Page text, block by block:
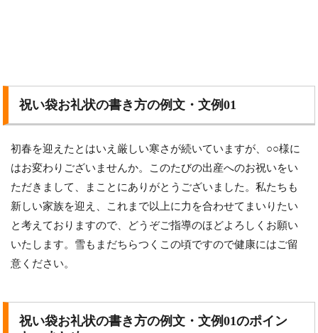
祝い袋お礼状の書き方の例文・文例01
初春を迎えたとはいえ厳しい寒さが続いていますが、○○様に
はお変わりございませんか。このたびの出産へのお祝いをい
ただきまして、まことにありがとうございました。私たちも
新しい家族を迎え、これまで以上に力を合わせてまいりたい
と考えておりますので、どうぞご指導のほどよろしくお願い
いたします。雪もまだちらつくこの頃ですので健康にはご留
意ください。
祝い袋お礼状の書き方の例文・文例01のポイン